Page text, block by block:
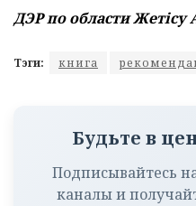
ДЭР по области
Тэги: книга
Будьте в
Подписывайтесь
каналы и